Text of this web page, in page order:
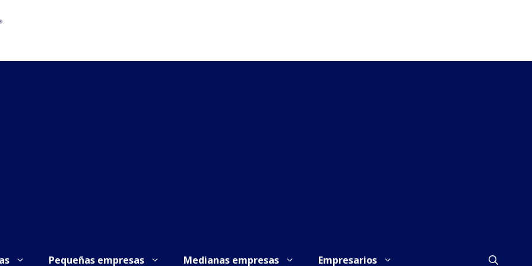
Pequeñas empresas Medianas empresas Empresarios